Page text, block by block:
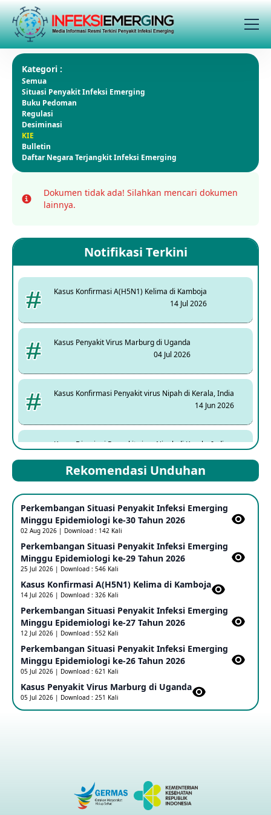
Kategori :
Semua
Situasi Penyakit Infeksi Emerging
Buku Pedoman
Regulasi
Desiminasi
KIE
Bulletin
Daftar Negara Terjangkit Infeksi Emerging
Info
Dokumen tidak ada! Silahkan mencari dokumen
lainnya.
Notifikasi Terkini
Kasus Konfirmasi A(H5N1) Kelima di Kamboja
14 Jul 2026
Kasus Penyakit Virus Marburg di Uganda
04 Jul 2026
Kasus Konfirmasi Penyakit virus Nipah di Kerala, India
14 Jun 2026
Kasus Dicurigai Penyakit virus Nipah di Kerala, India
Mpox Clade 1b di Taiwan
25 May 2026
Update Informasi PHEIC Penyakit Ebola
23 May 2026
Penetapan Outbreak Penyakit Ebola di RD Kongo dan
Uganda Sebagai PHEIC
17 May 2026
Outbreak Penyakti Ebola di RD Kongo
16 May 2026
Kasus Konfirmasi A(H5NN6) di Cina
Penyakit virus Hanta di Kapal Pesiar Keberangkatan
Rekomendasi Unduhan
Perkembangan Situasi Penyakit Infeksi Emerging
Minggu Epidemiologi ke-30 Tahun 2026
02 Aug 2026 | Download : 142 Kali
Perkembangan Situasi Penyakit Infeksi Emerging
Minggu Epidemiologi ke-29 Tahun 2026
25 Jul 2026 | Download : 546 Kali
Kasus Konfirmasi A(H5N1) Kelima di Kamboja​
14 Jul 2026 | Download : 326 Kali
Perkembangan Situasi Penyakit Infeksi Emerging
Minggu Epidemiologi ke-27 Tahun 2026
12 Jul 2026 | Download : 552 Kali
Perkembangan Situasi Penyakit Infeksi Emerging
Minggu Epidemiologi ke-26 Tahun 2026
05 Jul 2026 | Download : 621 Kali
Kasus Penyakit Virus Marburg di Uganda
05 Jul 2026 | Download : 251 Kali